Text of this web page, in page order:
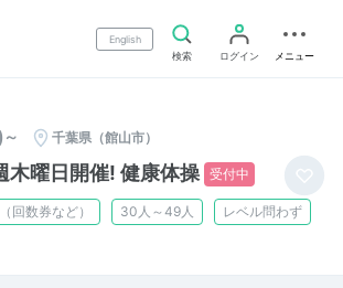
English
検索
ログイン メニュー
千葉県（館山市）
木曜日開催! 健康体操 受付中
回数券など） 30人～49人 レベル問わず